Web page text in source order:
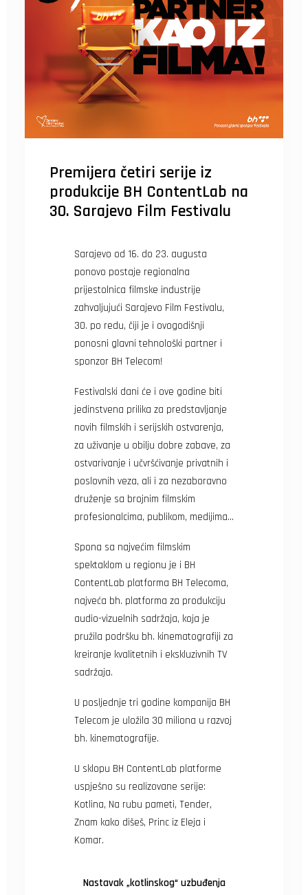
Premijera četiri serije iz
produkcije BH ContentLab na
30. Sarajevo Film Festivalu
Sarajevo od 16. do 23. augusta
ponovo postaje regionalna
prijestolnica filmske industrije
zahvaljujući Sarajevo Film Festivalu,
30. po redu, čiji je i ovogodišnji
ponosni glavni tehnološki partner i
sponzor BH Telecom!
Festivalski dani će i ove godine biti
jedinstvena prilika za predstavljanje
novih filmskih i serijskih ostvarenja,
za uživanje u obilju dobre zabave, za
ostvarivanje i učvršćivanje privatnih i
poslovnih veza, ali i za nezaboravno
druženje sa brojnim filmskim
profesionalcima, publikom, medijima…
Spona sa najvećim filmskim
spektaklom u regionu je i BH
ContentLab platforma BH Telecoma,
najveća bh. platforma za produkciju
audio-vizuelnih sadržaja, koja je
pružila podršku bh. kinematografiji za
kreiranje kvalitetnih i ekskluzivnih TV
sadržaja.
U posljednje tri godine kompanija BH
Telecom je uložila 30 miliona u razvoj
bh. kinematografije.
U sklopu BH ContentLab platforme
uspješno su realizovane serije:
Kotlina, Na rubu pameti, Tender,
Znam kako dišeš, Princ iz Eleja i
Komar.
Nastavak „kotlinskog“ uzbuđenja